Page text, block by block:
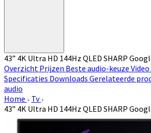
43” 4K Ultra HD 144Hz QLED SHARP
Overzicht Prijzen Beste audio-keuze Video
Specificaties Downloads Gerelateerde
audio
Home
Tv
43” 4K Ultra HD 144Hz QLED SHARP